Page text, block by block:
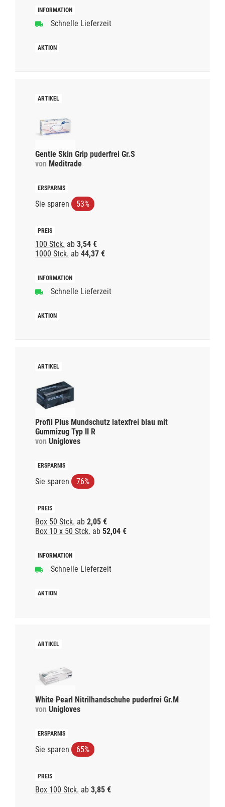
Schnelle Lieferzeit
Gentle Skin Grip puderfrei Gr.S
von Meditrade
Sie sparen 53%
100 Stck. ab 3,54 €
1000 Stck. ab 44,37 €
Schnelle Lieferzeit
Profil Plus Mundschutz latexfrei blau mit
Gummizug Typ II R
von Unigloves
Sie sparen 76%
Box 50 Stck. ab 2,05 €
Box 10 x 50 Stck. ab 52,04 €
Schnelle Lieferzeit
White Pearl Nitrilhandschuhe puderfrei Gr.M
von Unigloves
Sie sparen 65%
Box 100 Stck. ab 3,85 €